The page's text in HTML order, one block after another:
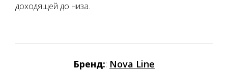
доходящей до низа.
Бренд:: Nova Line